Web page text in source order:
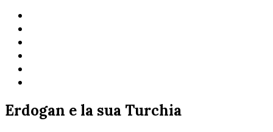
Erdogan e la sua Turchia